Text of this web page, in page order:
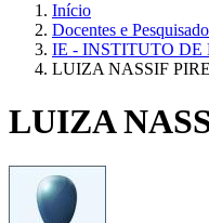
Início
Docentes e
IE - INSTITUTO DE
LUIZA NASSIF
LUIZA